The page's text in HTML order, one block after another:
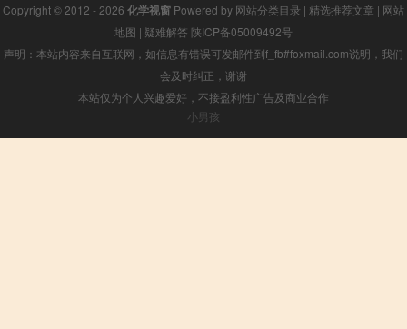
Copyright © 2012 - 2026 化学视窗 Powered by 网站分类目录 | 精选推荐文章 | 网站
地图 | 疑难解答 陕ICP备05009492号
声明：本站内容来自互联网，如信息有错误可发邮件到f_fb#foxmail.com说明，我们
会及时纠正，谢谢
本站仅为个人兴趣爱好，不接盈利性广告及商业合作
小男孩